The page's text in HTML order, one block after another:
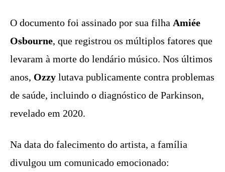
O documento foi assinado por sua filha Amiée
Osbourne, que registrou os múltiplos fatores que
levaram à morte do lendário músico. Nos últimos
anos, Ozzy lutava publicamente contra problemas
de saúde, incluindo o diagnóstico de Parkinson,
revelado em 2020.
Na data do falecimento do artista, a família
divulgou um comunicado emocionado: